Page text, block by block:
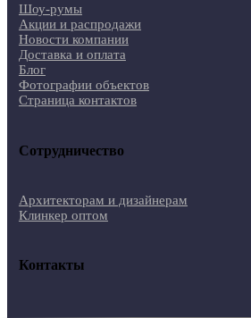
Шоу-румы
Акции и распродажи
Новости компании
Доставка и оплата
Блог
Фотографии объектов
Страница контактов
Сотрудничество
Архитекторам и дизайнерам
Клинкер оптом
Контакты